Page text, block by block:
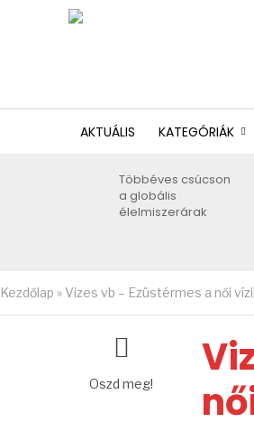
AKTUÁLIS KATEGÓRIÁK
Többéves csúcson
a globális
élelmiszerárak
Kezdőlap »Vizes vb – Ezüstérmes a női
Oszd meg!